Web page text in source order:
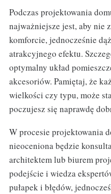
Podczas projektowania
najważniejsze jest, aby nie
komforcie, jednocześnie
atrakcyjnego efektu.
optymalny układ
akcesoriów. Pamiętaj, że
wielkości czy typu, może
poczujesz się naprawdę
W procesie projektowania
nieoceniona będzie
architektem lub biurem
podejście i wiedza
pułapek i błędów,